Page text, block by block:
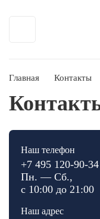
Главная Контакты
Наш телефон
+7 495 120-90-34
Пн. — Сб.,
с 10:00 до 21:00
Наш адрес